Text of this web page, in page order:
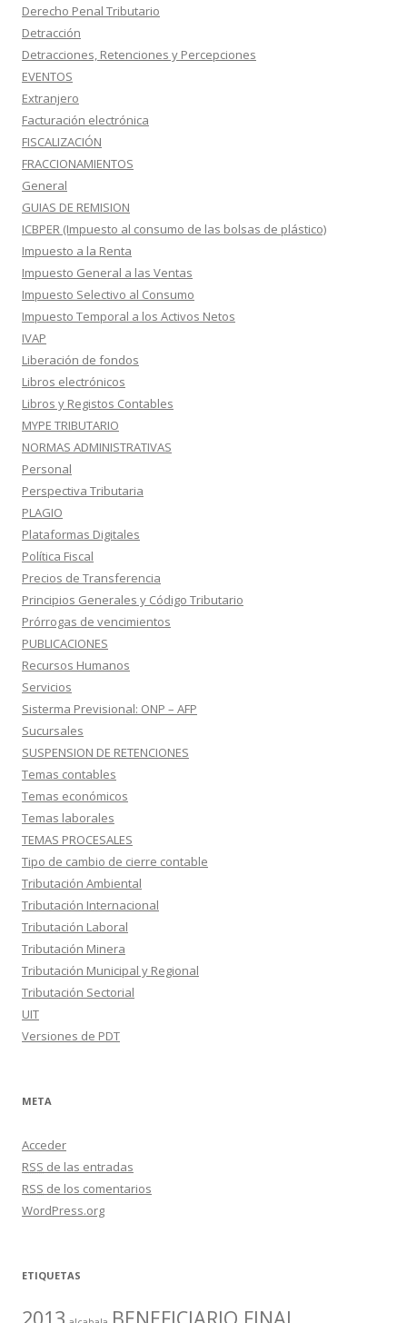
Derecho Penal Tributario
Detracción
Detracciones, Retenciones y Percepciones
EVENTOS
Extranjero
Facturación electrónica
FISCALIZACIÓN
FRACCIONAMIENTOS
General
GUIAS DE REMISION
ICBPER (Impuesto al consumo de las bolsas de plástico)
Impuesto a la Renta
Impuesto General a las Ventas
Impuesto Selectivo al Consumo
Impuesto Temporal a los Activos Netos
IVAP
Liberación de fondos
Libros electrónicos
Libros y Registos Contables
MYPE TRIBUTARIO
NORMAS ADMINISTRATIVAS
Personal
Perspectiva Tributaria
PLAGIO
Plataformas Digitales
Política Fiscal
Precios de Transferencia
Principios Generales y Código Tributario
Prórrogas de vencimientos
PUBLICACIONES
Recursos Humanos
Servicios
Sisterma Previsional: ONP – AFP
Sucursales
SUSPENSION DE RETENCIONES
Temas contables
Temas económicos
Temas laborales
TEMAS PROCESALES
Tipo de cambio de cierre contable
Tributación Ambiental
Tributación Internacional
Tributación Laboral
Tributación Minera
Tributación Municipal y Regional
Tributación Sectorial
UIT
Versiones de PDT
META
Acceder
RSS de las entradas
RSS de los comentarios
WordPress.org
ETIQUETAS